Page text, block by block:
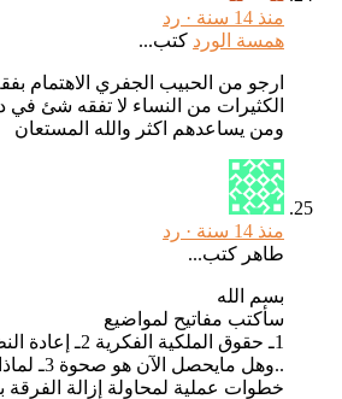
رد
همسة الورد كتب...
ارجو من الحبيب الجفري الاهتمام بفقه
الكثيرات من النساء لا تفقه شئ في دينها
ومن يساعدهم اكثر والله المستعان
رد
طاهر كتب...
بسم الله
سأكتب مفاتيح لمواضيع
1ـ حقوق الملكية الفكرية 2ـ